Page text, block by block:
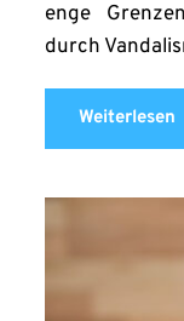
enge
durch
Weiterlesen